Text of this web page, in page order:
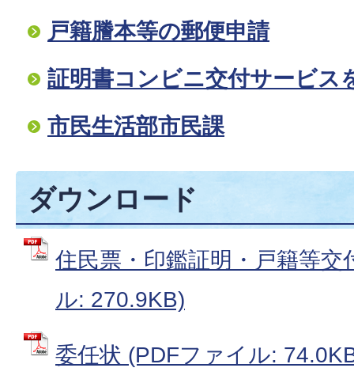
戸籍謄本等の郵便申請
証明書コンビニ交付サービス
市民生活部市民課
ダウンロード
住民票・印鑑証明・戸籍等交
ル: 270.9KB)
委任状 (PDFファイル: